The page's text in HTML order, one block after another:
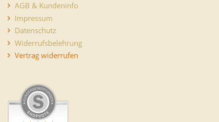
AGB & Kundeninfo
Impressum
Datenschutz
Widerrufsbelehrung
Vertrag widerrufen